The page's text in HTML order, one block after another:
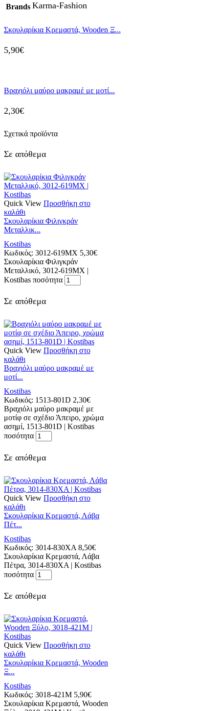
Brands Karma-Fashion
Σκουλαρίκια Κρεμαστά, Wooden Ξ...
5,90€
Βραχιόλι μαύρο μακραμέ με μοτί...
2,30€
Σχετικά προϊόντα
Σε απόθεμα
Quick View Προσθήκη στο
καλάθι
Σκουλαρίκια Φιλιγκράν
Μεταλλικ...
Kostibas
Κωδικός: 3012-619MX 5,30€
Σκουλαρίκια Φιλιγκράν
Μεταλλικό, 3012-619MX |
Kostibas ποσότητα
Σε απόθεμα
Quick View Προσθήκη στο
καλάθι
Βραχιόλι μαύρο μακραμέ με
μοτί...
Kostibas
Κωδικός: 1513-801D 2,30€
Βραχιόλι μαύρο μακραμέ με
μοτίφ σε σχέδιο Άπειρο, χρώμα
ασημί, 1513-801D | Kostibas
ποσότητα
Σε απόθεμα
Quick View Προσθήκη στο
καλάθι
Σκουλαρίκια Κρεμαστά, Λάβα
Πέτ...
Kostibas
Κωδικός: 3014-830XA 8,50€
Σκουλαρίκια Κρεμαστά, Λάβα
Πέτρα, 3014-830XA | Kostibas
ποσότητα
Σε απόθεμα
Quick View Προσθήκη στο
καλάθι
Σκουλαρίκια Κρεμαστά, Wooden
Ξ...
Kostibas
Κωδικός: 3018-421M 5,90€
Σκουλαρίκια Κρεμαστά, Wooden